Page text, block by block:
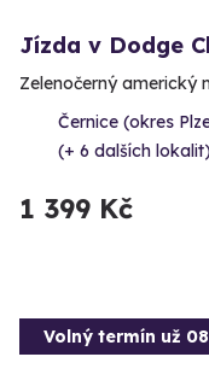
Jízda v Dodge
Zelenočerný americký
Černice (okres
(+ 6 dalších lokalit)
1 399 Kč
Volný termín už